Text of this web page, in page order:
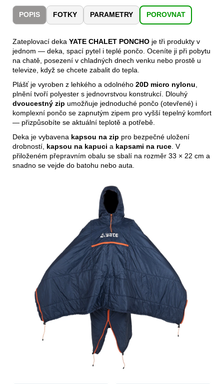
POPIS FOTKY PARAMETRY POROVNAT
Zateplovací deka YATE CHALET PONCHO je tři produkty v
jednom — deka, spací pytel i teplé pončo. Oceníte ji při pobytu
na chatě, posezení v chladných dnech venku nebo prostě u
televize, když se chcete zabalit do tepla.
Plášť je vyroben z lehkého a odolného 20D micro nylonu
plnění tvoří polyester s jednovrstvou konstrukcí. Dlouhý
dvoucestný zip umožňuje jednoduché pončo (otevřené) i
komplexní pončo se zapnutým zipem pro vyšší tepelný komfort
— přizpůsobíte se aktuální teplotě a potřebě.
Deka je vybavena kapsou na zip pro bezpečné uložení
drobností, kapsou na kapuci a kapsami na ruce . V
přiloženém přepravním obalu se sbalí na rozměr 33 × 22 cm a
snadno se vejde do batohu nebo auta.
LAKEN
LÁHEV
FUTURA
1500
ML
MODRÁ
379
Kč